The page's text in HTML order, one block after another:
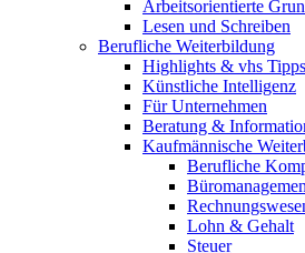
Arbeitsorientierte
Lesen und Schreiben
Berufliche Weiterbildung
Highlights & vhs Tipps
Künstliche Intelligenz
Für Unternehmen
Beratung &
Kaufmännische
Berufliche
Lohn & Gehalt
Steuer